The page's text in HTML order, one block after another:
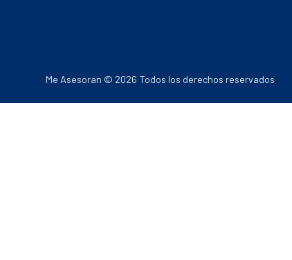
Me Asesoran © 2026 Todos los derechos reservados